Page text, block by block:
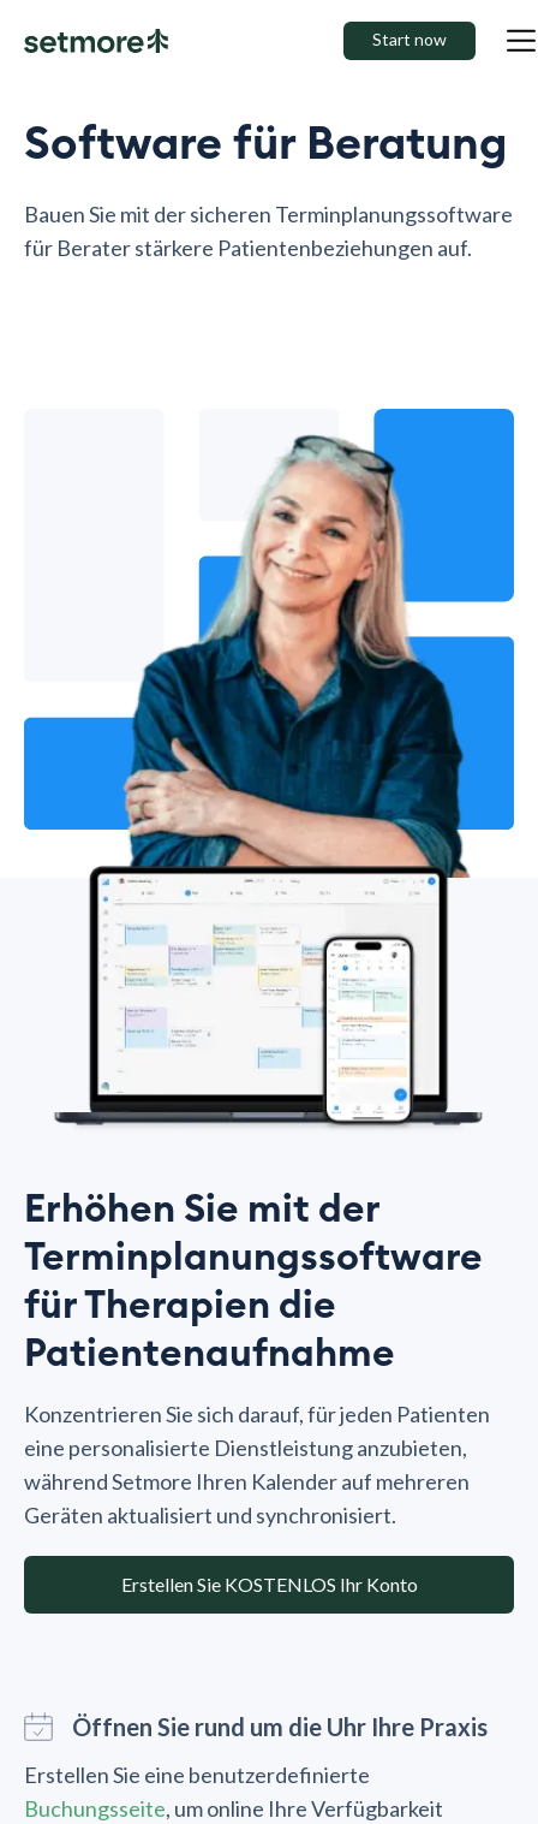
Start now
Software für Beratung
Bauen Sie mit der sicheren Terminplanungssoftware
für Berater stärkere Patientenbeziehungen auf.
Erhöhen Sie mit der
Terminplanungssoftware
für Therapien die
Patientenaufnahme
Konzentrieren Sie sich darauf, für jeden Patienten
eine personalisierte Dienstleistung anzubieten,
während Setmore Ihren Kalender auf mehreren
Geräten aktualisiert und synchronisiert.
Erstellen Sie KOSTENLOS Ihr Konto
Öffnen Sie rund um die Uhr Ihre Praxis
Erstellen Sie eine benutzerdefinierte
Buchungsseite, um online Ihre Verfügbarkeit